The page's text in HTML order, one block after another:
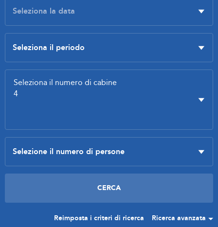
Reimposta i criteri di ricerca Ricerca avanzata